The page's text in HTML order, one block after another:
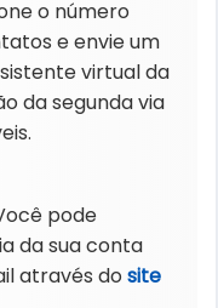
o número
e envie um
virtual da
da segunda via
pode
da sua conta
através dosite